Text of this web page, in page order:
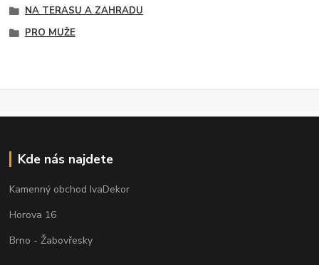
NA TERASU A ZAHRADU
PRO MUŽE
Kde nás najdete
Kamenný obchod IvaDekor
Horova 16
Brno - Žabovřesky